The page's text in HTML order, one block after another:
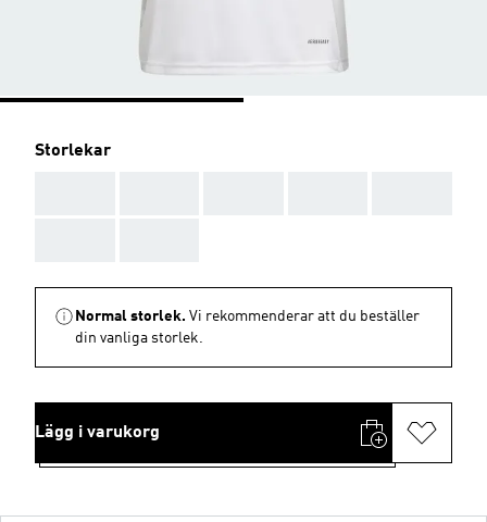
Storlekar
Normal storlek. Vi rekommenderar att du beställer
din vanliga storlek.
Lägg i varukorg